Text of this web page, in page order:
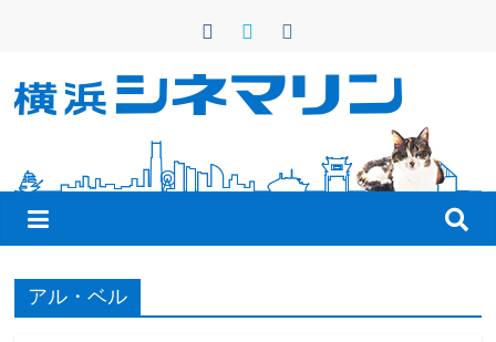
ン
横
浜
シ
ネ
アル・ベル